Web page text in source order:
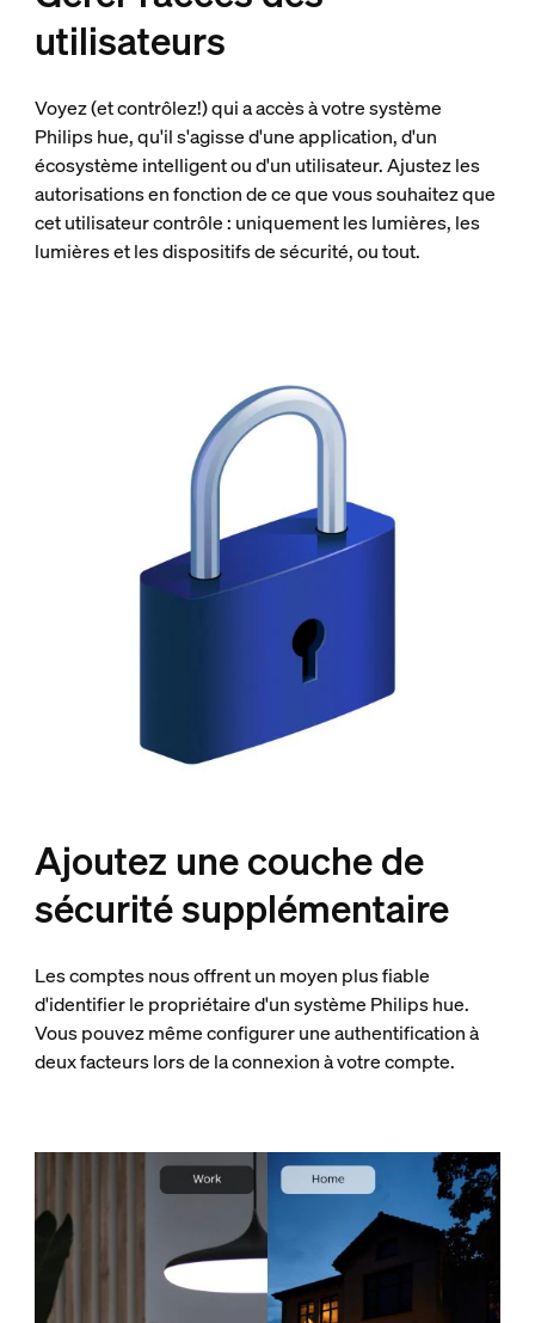
utilisateurs
Voyez (et contrôlez!) qui a accès à votre système
Philips hue, qu'il s'agisse d'une application, d'un
écosystème intelligent ou d'un utilisateur. Ajustez les
autorisations en fonction de ce que vous souhaitez que
cet utilisateur contrôle : uniquement les lumières, les
lumières et les dispositifs de sécurité, ou tout.
Ajoutez une couche de
sécurité supplémentaire
Les comptes nous offrent un moyen plus fiable
d'identifier le propriétaire d'un système Philips hue.
Vous pouvez même configurer une authentification à
deux facteurs lors de la connexion à votre compte.